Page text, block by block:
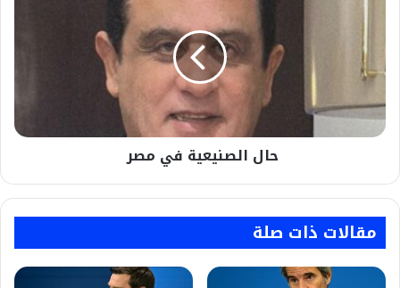
مصر
حال الصنيعية في مصر
مقالات ذات صلة